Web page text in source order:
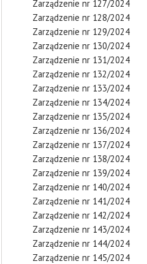
Zarządzenie nr 127/2024
Zarządzenie nr 128/2024
Zarządzenie nr 129/2024
Zarządzenie nr 130/2024
Zarządzenie nr 131/2024
Zarządzenie nr 132/2024
Zarządzenie nr 133/2024
Zarządzenie nr 134/2024
Zarządzenie nr 135/2024
Zarządzenie nr 136/2024
Zarządzenie nr 137/2024
Zarządzenie nr 138/2024
Zarządzenie nr 139/2024
Zarządzenie nr 140/2024
Zarządzenie nr 141/2024
Zarządzenie nr 142/2024
Zarządzenie nr 143/2024
Zarządzenie nr 144/2024
Zarządzenie nr 145/2024